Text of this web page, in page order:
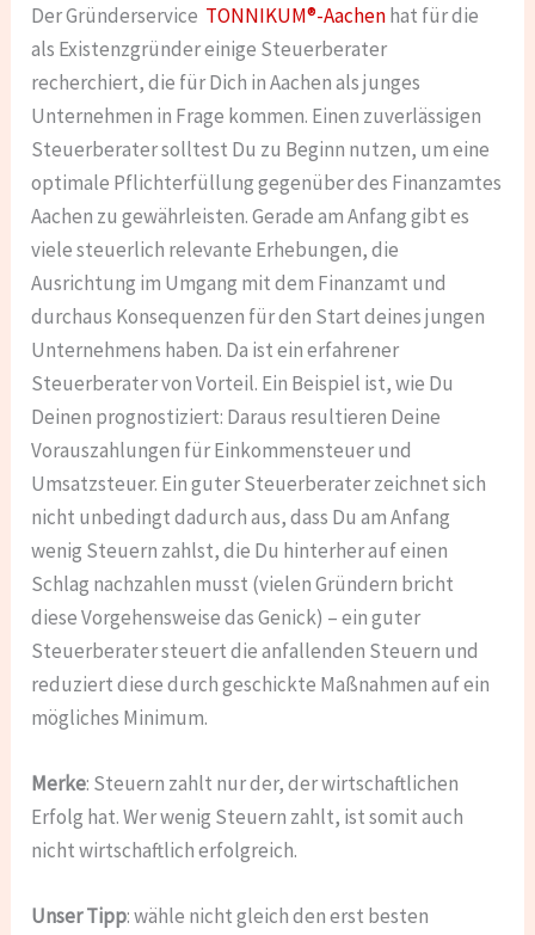
Der Gründerservice TONNIKUM®-Aachenhat für die
als Existenzgründer einige Steuerberater
recherchiert, die für Dich in Aachen als junges
Unternehmen in Frage kommen. Einen zuverlässigen
Steuerberater solltest Du zu Beginn nutzen, um eine
optimale Pflichterfüllung gegenüber des Finanzamtes
Aachen zu gewährleisten. Gerade am Anfang gibt es
viele steuerlich relevante Erhebungen, die
Ausrichtung im Umgang mit dem Finanzamt und
durchaus Konsequenzen für den Start deines jungen
Unternehmens haben. Da ist ein erfahrener
Steuerberater von Vorteil. Ein Beispiel ist, wie Du
Deinen prognostiziert: Daraus resultieren Deine
Vorauszahlungen für Einkommensteuer und
Umsatzsteuer. Ein guter Steuerberater zeichnet sich
nicht unbedingt dadurch aus, dass Du am Anfang
wenig Steuern zahlst, die Du hinterher auf einen
Schlag nachzahlen musst (vielen Gründern bricht
diese Vorgehensweise das Genick) – ein guter
Steuerberater steuert die anfallenden Steuern und
reduziert diese durch geschickte Maßnahmen auf ein
mögliches Minimum.
Merke: Steuern zahlt nur der, der wirtschaftlichen
Erfolg hat. Wer wenig Steuern zahlt, ist somit auch
nicht wirtschaftlich erfolgreich.
Unser Tipp: wähle nicht gleich den erst besten